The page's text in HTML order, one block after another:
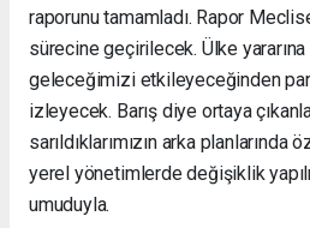
raporunu tamamladı. Rapor
sürecine geçirilecek. Ülke yararına
geleceğimizi etkileyeceğinden
izleyecek. Barış diye ortaya
sarıldıklarımızın arka
yerel yönetimlerde değişiklik
umuduyla.